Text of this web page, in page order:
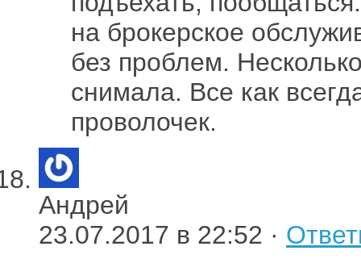
на брокерское
без проблем.
снимала. Все как
проволочек.
Андрей
23.07.2017 в 22:52 ·